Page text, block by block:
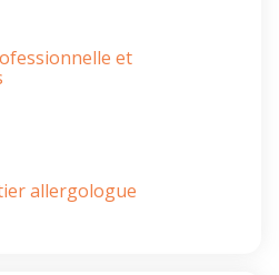
et
allergologue